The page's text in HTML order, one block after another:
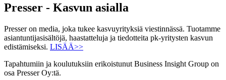
Presser - Kasvun asialla
Presser on media, joka tukee kasvuyrityksiä viestinnässä. Tuotamme
asiantuntijasisältöjä, haastatteluja ja tiedotteita pk-yritysten kasvun
edistämiseksi. LISÄÄ>>
Tapahtumiin ja koulutuksiin erikoistunut Business Insight Group on
osa Presser Oy:tä.